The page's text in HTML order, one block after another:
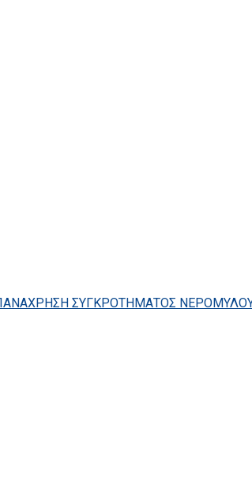
ΣΥΓΚΡΟΤΗΜΑΤΟΣ ΝΕΡΟΜΥΛΟΥ